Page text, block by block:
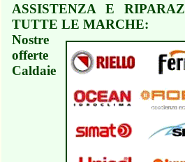
ASSISTENZA E
TUTTE LE MARCHE:
Nostre
offerte
Caldaie